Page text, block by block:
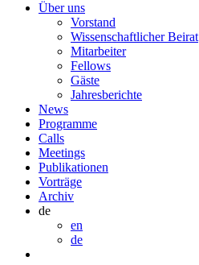
Über uns
Vorstand
Wissenschaftlicher Beirat
Mitarbeiter
Fellows
Gäste
Jahresberichte
News
Programme
Calls
Meetings
Publikationen
Vorträge
Archiv
de
en
de